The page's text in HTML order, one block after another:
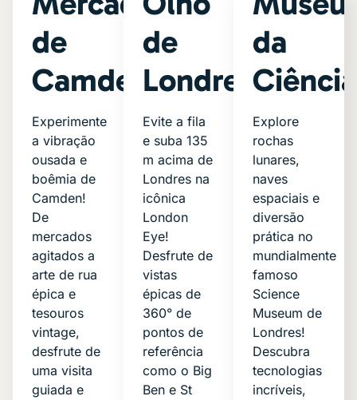
de
Camden
Experimente
a vibração
ousada e
boêmia de
Camden!
De
mercados
agitados a
arte de rua
épica e
tesouros
vintage,
desfrute de
uma visita
guiada e
de
Londres
Evite a fila
e suba 135
m acima de
Londres na
icônica
London
Eye!
Desfrute de
vistas
épicas de
360° de
pontos de
referência
como o Big
Ben e St
da
Ciência
Explore
rochas
lunares,
naves
espaciais e
diversão
prática no
mundialmente
famoso
Science
Museum de
Londres!
Descubra
tecnologias
incríveis,